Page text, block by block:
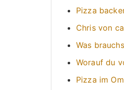
Pizza
Chris von
Was
Worauf du
Pizza im